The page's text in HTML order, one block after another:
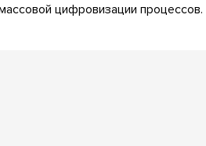
цифровизации процессов.